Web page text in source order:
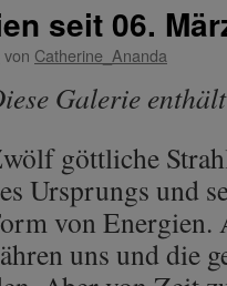
seit 06.
von Catherine_Ananda
Galerie
göttliche
Ursprungs und
von Energien.
uns und die